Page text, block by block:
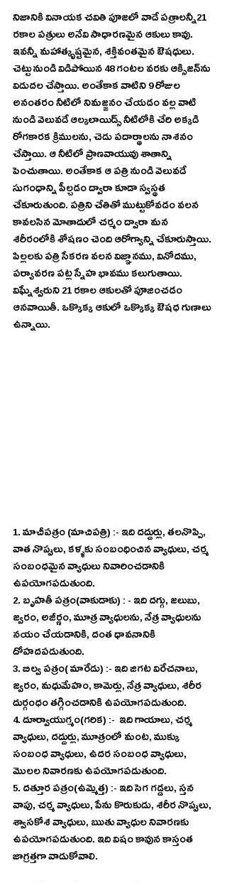
నిజానికి వినాయక చవితి పూజలో వాడే పత్రాలన్నీ21
రకాల పత్రులు అనేవి సాధారణమైన ఆకులు కావు.
ఇవన్నీ మహాత్కృష్టమైన, శక్తివంతమైన ఔషధులు.
చెట్టు నుండి విడిపోయిన 48 గంటల వరకు ఆక్సిజన్‌ను
విడుదల చేస్తాయి. అంతేకాక వాటిని 9 రోజుల
అనంతరం నీటిలో నిమజ్జనం చేయడం వల్ల వాటి
నుండి వెలువడే ఆల్కలాయిడ్స్ నీటిలోకి చేరి అక్కడి
రోగకారక క్రిములను, చెడు పదార్థాలను నాశనం
చేస్తాయి. ఆ నీటిలో ప్రాణవాయువు శాతాన్ని
పెంచుతాయి. అంతేకాక ఆ పత్రి నుండి వెలువడే
సుగంధాన్ని పీల్చడం ద్వారా కూడా స్వస్థత
చేకూరుతుంది. పత్రిని చేతితో ముట్టుకోవడం వలన
కావలసిన మోతాదులో చర్మం ద్వారా మన
శరీరంలోకి శోషణం చెంది ఆరోగ్యాన్ని చేకూరుస్తాయి.
పిల్లలకు పత్రి సేకరణ వలన విజ్ఞానము, వినోదము,
పర్యావరణ పట్ల స్నేహ భావము కలుగుతాయి.
విఘ్నేశ్వరుని 21 రకాల ఆకులతో పూజించడం
ఆనవాయితీ. ఒక్కొక్క ఆకులో ఒక్కొక్క ఔషధ గుణాలు
ఉన్నాయి.
1. మాచీపత్రం (మాచిపత్రి) :- ఇది దద్దుర్లు, తలనొప్పి,
వాత నొప్పులు, కళ్ళకు సంబంధించిన వ్యాధులు, చర్మ
సంబంధమైన వ్యాధులు నివారించడానికి
ఉపయోగపడుతుంది.
2. బృహతీ పత్రం(వాకుడాకు) : - ఇది దగ్గు, జలుబు,
జ్వరం, అజీర్ణం, మూత్ర వ్యాధులను, నేత్ర వ్యాధులను
నయం చేయడానికి, దంత ధావనానికి
దోహదపడుతుంది.
3. బిల్వ పత్రం( మారేడు) :- ఇది జిగట విరేచనాలు,
జ్వరం, మధుమేహం, కామెర్లు, నేత్ర వ్యాధులు, శరీర
దుర్గంధం తగ్గించడానికి ఉపయోగపడుతుంది.
4. దూర్వాయుగ్మం(గరిక) :-  ఇది గాయాలు, చర్మ
వ్యాధులు, దద్దుర్లు, మూత్రంలో మంట, ముక్కు
సంబంధ వ్యాధులు, ఉదర సంబంధ వ్యాధులు,
మొలల నివారణకు ఉపయోగపడుతుంది.
5. దత్తూర పత్రం(ఉమ్మెత్త) :- ఇది సెగ గడ్డలు, స్తన
వాపు, చర్మ వ్యాధులు, పేను కొరుకుడు, శరీర నొప్పులు,
శ్వాసకోశ వ్యాధులు, ఋతు వ్యాధుల నివారణకు
ఉపయోగపడుతుంది. ఇది విషం కావున కాస్తంత
జాగ్రత్తగా వాడుకోవాలి.